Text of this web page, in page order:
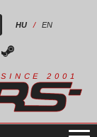
HU / EN
S I N C E 2 0 0 1